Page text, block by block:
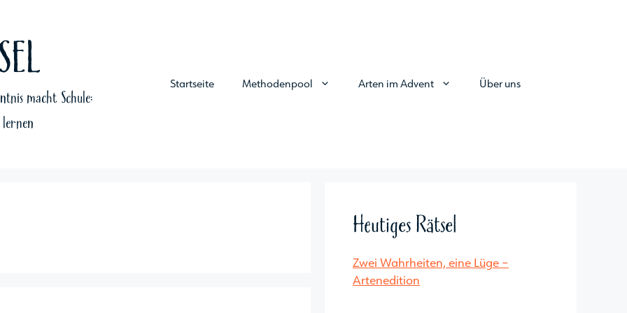
macht Schule:
Startseite Methodenpool Arten im Advent Über uns
Heutiges Rätsel
Zwei Wahrheiten, eine Lüge –
Artenedition